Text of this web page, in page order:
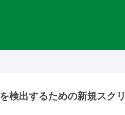
検出するための新規スク